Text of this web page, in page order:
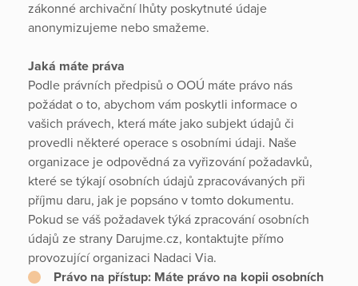
zákonné archivační lhůty poskytnuté údaje
anonymizujeme nebo smažeme.
Jaká máte práva
Podle právních předpisů o OOÚ máte právo nás
požádat o to, abychom vám poskytli informace o
vašich právech, která máte jako subjekt údajů či
provedli některé operace s osobními údaji. Naše
organizace je odpovědná za vyřizování požadavků,
které se týkají osobních údajů zpracovávaných při
příjmu daru, jak je popsáno v tomto dokumentu.
Pokud se váš požadavek týká zpracování osobních
údajů ze strany Darujme.cz, kontaktujte přímo
provozující organizaci Nadaci Via.
Právo na přístup: Máte právo na kopii osobních